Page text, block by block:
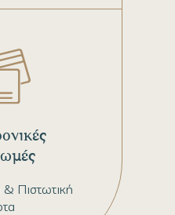
Πιστωτική